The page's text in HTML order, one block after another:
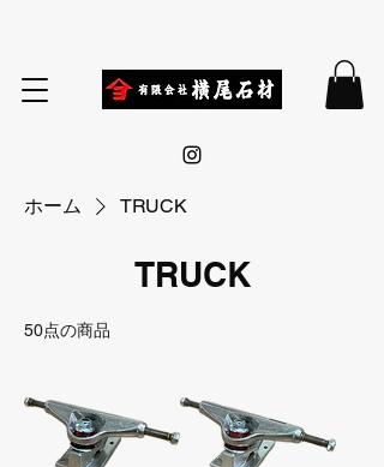
ホーム TRUCK
TRUCK
50点の商品